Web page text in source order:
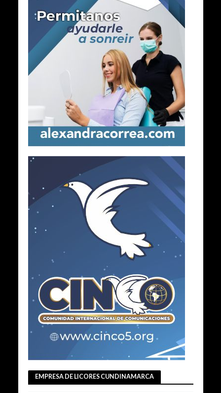
EMPRESA DE LICORES CUNDINAMARCA